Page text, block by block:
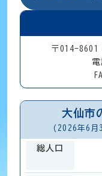
〒014-8601
大仙市
(2026年6月
総人口